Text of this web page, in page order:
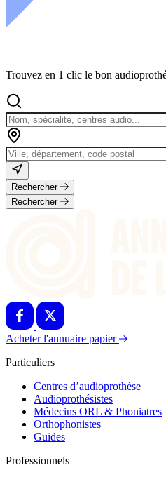
Trouvez en 1 clic le bon
Rechercher
Rechercher
Acheter l'annuaire papier
Particuliers
Centres d’audioprothèse
Audioprothésistes
Médecins ORL & Phoniatres
Orthophonistes
Guides
Professionnels